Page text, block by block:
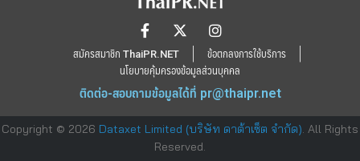
สมัครสมาชิก ThaiPR.NET
ข้อตกลงการใช้บริการ
นโยบายคุ้มครองข้อมูลส่วนบุคคล
ติดต่อ-สอบถามข้อมูลได้ที่ pr@thaipr.net
Copyright © 2026 Dataxet Limited (บริษัท ดาต้าเซ็ต จำกัด). All Rights
Reserved.